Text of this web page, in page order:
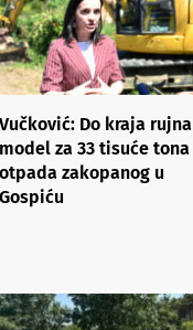
Vučković: Do kraja rujna
model za 33 tisuće tona
otpada zakopanog u
Gospiću